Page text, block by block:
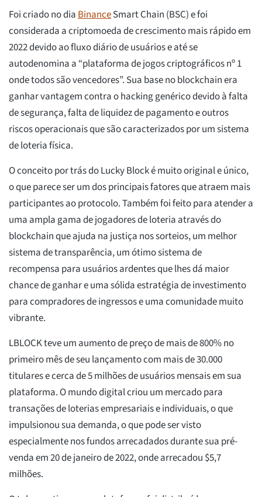
Foi criado no diaBinanceSmart Chain (BSC) e foi
considerada a criptomoeda de crescimento mais rápido em
2022 devido ao fluxo diário de usuários e até se
autodenomina a “plataforma de jogos criptográficos nº 1
onde todos são vencedores”. Sua base no blockchain era
ganhar vantagem contra o hacking genérico devido à falta
de segurança, falta de liquidez de pagamento e outros
riscos operacionais que são caracterizados por um sistema
de loteria física.
O conceito por trás do Lucky Block é muito original e único,
o que parece ser um dos principais fatores que atraem mais
participantes ao protocolo. Também foi feito para atender a
uma ampla gama de jogadores de loteria através do
blockchain que ajuda na justiça nos sorteios, um melhor
sistema de transparência, um ótimo sistema de
recompensa para usuários ardentes que lhes dá maior
chance de ganhar e uma sólida estratégia de investimento
para compradores de ingressos e uma comunidade muito
vibrante.
LBLOCK teve um aumento de preço de mais de 800% no
primeiro mês de seu lançamento com mais de 30.000
titulares e cerca de 5 milhões de usuários mensais em sua
plataforma. O mundo digital criou um mercado para
transações de loterias empresariais e individuais, o que
impulsionou sua demanda, o que pode ser visto
especialmente nos fundos arrecadados durante sua pré-
venda em 20 de janeiro de 2022, onde arrecadou $5,7
milhões.